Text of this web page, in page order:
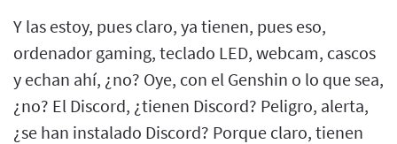
Y las estoy, pues claro, ya tienen, pues eso,
ordenador gaming, teclado LED, webcam, cascos
y echan ahí, ¿no? Oye, con el Genshin o lo que sea,
¿no? El Discord, ¿tienen Discord? Peligro, alerta,
¿se han instalado Discord? Porque claro, tienen